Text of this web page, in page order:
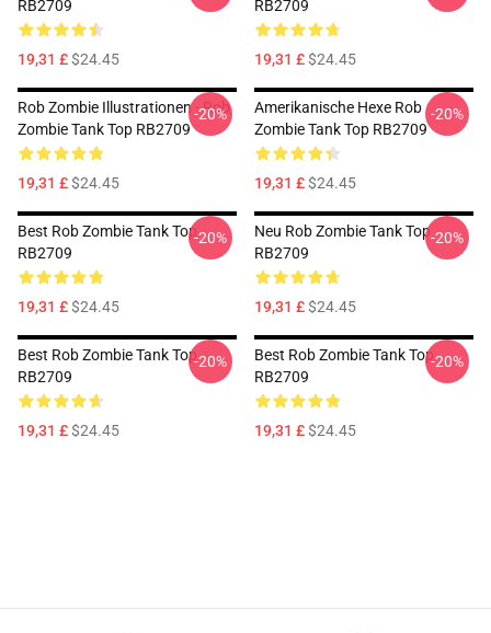
RB2709
19,31 £$24.45
RB2709
19,31 £$24.45
Rob Zombie Illustrationen - Rob
Zombie Tank Top RB2709
19,31 £$24.45
-20%
Amerikanische Hexe Rob
Zombie Tank Top RB2709
19,31 £$24.45
-20%
Best Rob Zombie Tank Top
RB2709
19,31 £$24.45
-20%
Neu Rob Zombie Tank Top
RB2709
19,31 £$24.45
-20%
Best Rob Zombie Tank Top
RB2709
19,31 £$24.45
-20%
Best Rob Zombie Tank Top
RB2709
19,31 £$24.45
-20%